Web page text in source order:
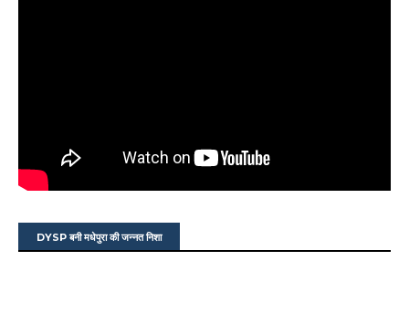
DYSP बनी मधेपुरा की जन्नत निशा